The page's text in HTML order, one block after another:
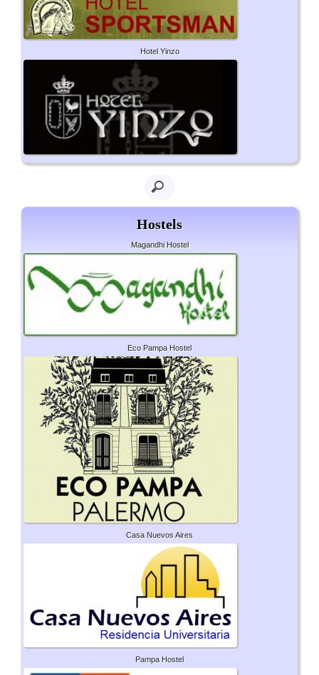
Hotel Yinzo
Hostels
Magandhi Hostel
Eco Pampa Hostel
Casa Nuevos Aires
Pampa Hostel